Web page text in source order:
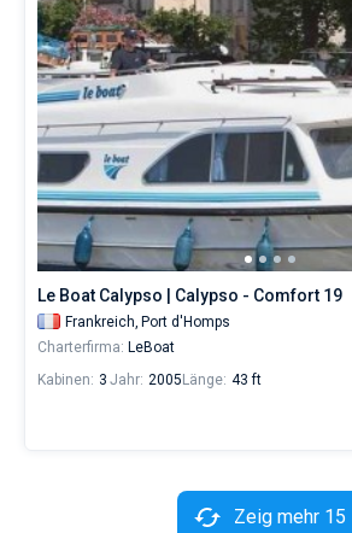
Le Boat Calypso | Calypso - Comfort 19
Frankreich, Port d'Homps
Charterfirma: LeBoat
Kabinen: 3 Jahr: 2005 Länge: 43 ft
Zeig mehr 15